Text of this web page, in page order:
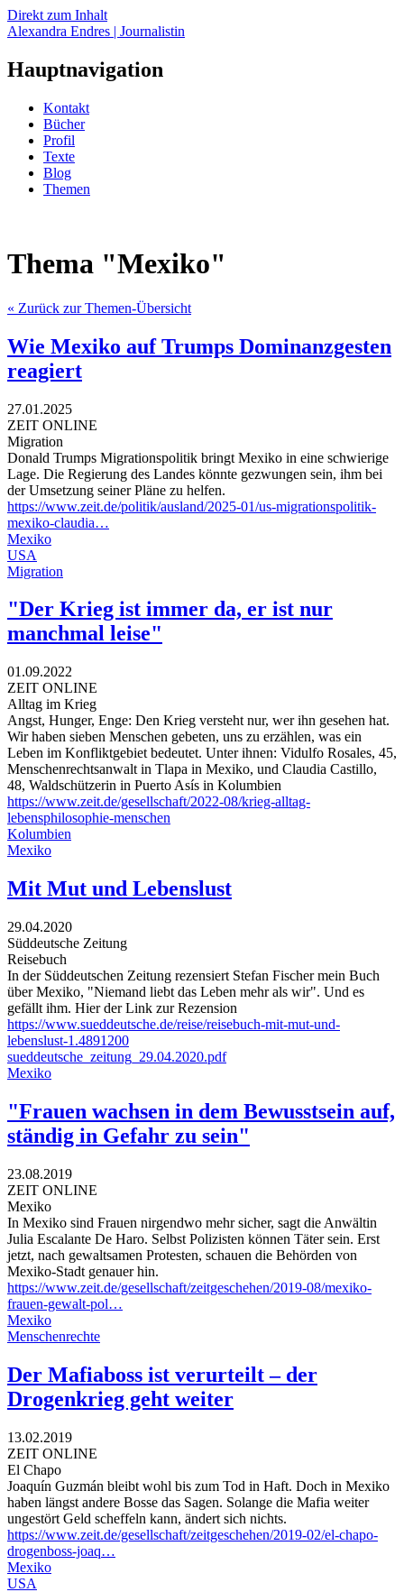
Direkt zum Inhalt
Alexandra Endres | Journalistin
Hauptnavigation
Kontakt
Bücher
Profil
Texte
Blog
Themen
Thema "Mexiko"
« Zurück zur Themen-Übersicht
Wie Mexiko auf Trumps Dominanzgesten
reagiert
27.01.2025
ZEIT ONLINE
Migration
Donald Trumps Migrationspolitik bringt Mexiko in eine schwierige
Lage. Die Regierung des Landes könnte gezwungen sein, ihm bei
der Umsetzung seiner Pläne zu helfen.
https://www.zeit.de/politik/ausland/2025-01/us-migrationspolitik-
mexiko-claudia…
Mexiko
USA
Migration
"Der Krieg ist immer da, er ist nur
manchmal leise"
01.09.2022
ZEIT ONLINE
Alltag im Krieg
Angst, Hunger, Enge: Den Krieg versteht nur, wer ihn gesehen hat.
Wir haben sieben Menschen gebeten, uns zu erzählen, was ein
Leben im Konfliktgebiet bedeutet. Unter ihnen: Vidulfo Rosales, 45,
Menschenrechtsanwalt in Tlapa in Mexiko, und Claudia Castillo,
48, Waldschützerin in Puerto Asís in Kolumbien
https://www.zeit.de/gesellschaft/2022-08/krieg-alltag-
lebensphilosophie-menschen
Kolumbien
Mexiko
Mit Mut und Lebenslust
29.04.2020
Süddeutsche Zeitung
Reisebuch
In der Süddeutschen Zeitung rezensiert Stefan Fischer mein Buch
über Mexiko, "Niemand liebt das Leben mehr als wir". Und es
gefällt ihm. Hier der Link zur Rezension
https://www.sueddeutsche.de/reise/reisebuch-mit-mut-und-
lebenslust-1.4891200
sueddeutsche_zeitung_29.04.2020.pdf
Mexiko
"Frauen wachsen in dem Bewusstsein auf,
ständig in Gefahr zu sein"
23.08.2019
ZEIT ONLINE
Mexiko
In Mexiko sind Frauen nirgendwo mehr sicher, sagt die Anwältin
Julia Escalante De Haro. Selbst Polizisten können Täter sein. Erst
jetzt, nach gewaltsamen Protesten, schauen die Behörden von
Mexiko-Stadt genauer hin.
https://www.zeit.de/gesellschaft/zeitgeschehen/2019-08/mexiko-
frauen-gewalt-pol…
Mexiko
Menschenrechte
Der Mafiaboss ist verurteilt – der
Drogenkrieg geht weiter
13.02.2019
ZEIT ONLINE
El Chapo
Joaquín Guzmán bleibt wohl bis zum Tod in Haft. Doch in Mexiko
haben längst andere Bosse das Sagen. Solange die Mafia weiter
ungestört Geld scheffeln kann, ändert sich nichts.
https://www.zeit.de/gesellschaft/zeitgeschehen/2019-02/el-chapo-
drogenboss-joaq…
Mexiko
USA